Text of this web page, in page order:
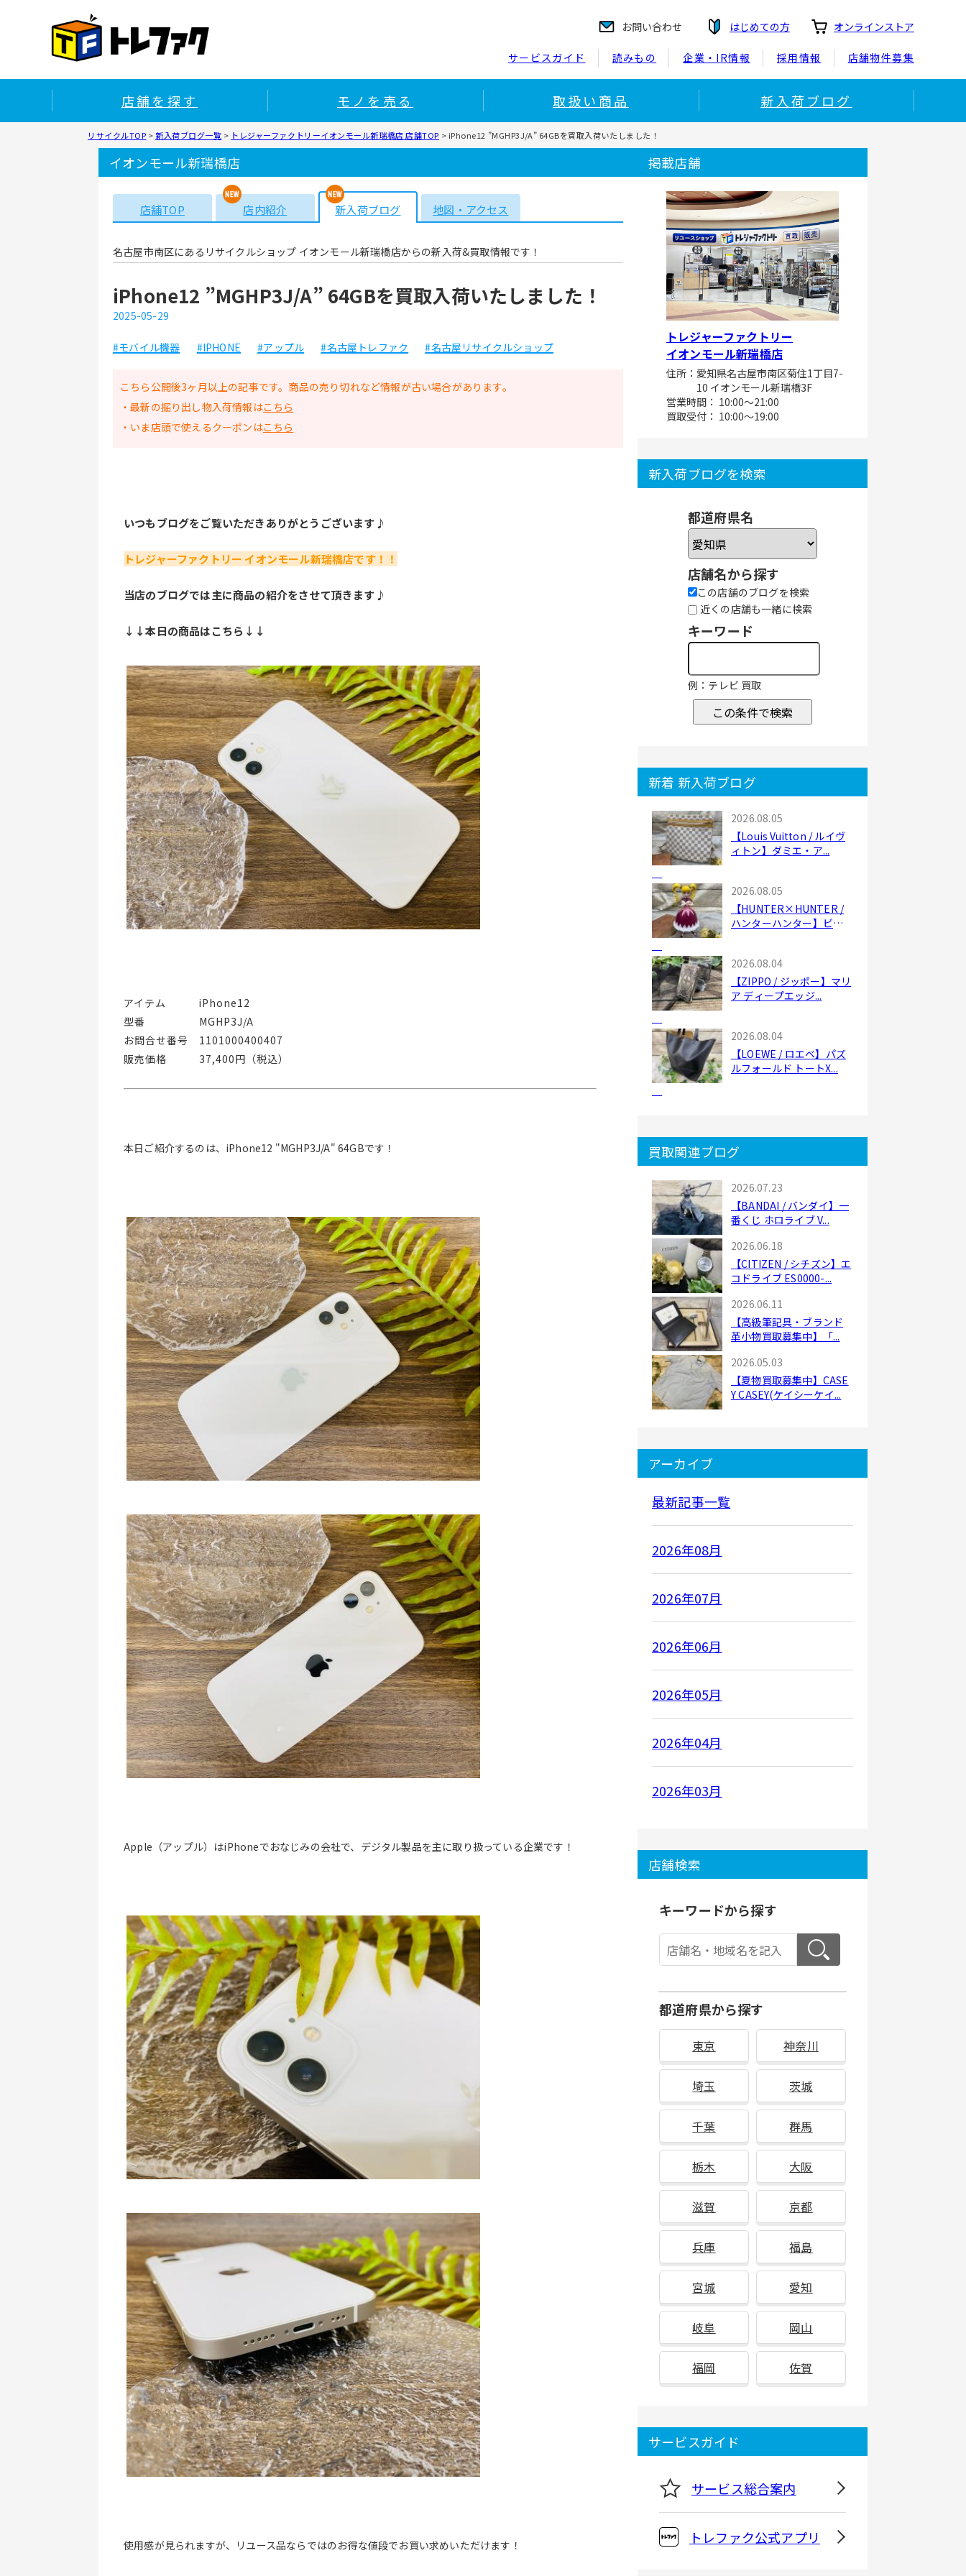
お問い合わせ はじめての方 オンラインストア
サービスガイド 読みもの 企業・IR情報 採用情報 店舗物件募集
店舗を探す モノを売る 取扱い商品 新入荷ブログ
リサイクルTOP >新入荷ブログ一覧 > トレジャーファクトリーイオンモール新瑞橋店 店舗TOP > iPhone12 ”MGHP3J/A” 64GBを買取入荷いたしました！
イオンモール新瑞橋店
店舗TOP 店内紹介 新入荷ブログ 地図・アクセス
名古屋市南区にあるリサイクルショップ イオンモール新瑞橋店からの新入荷&買取情報です！
iPhone12 ”MGHP3J/A” 64GBを買取入荷いたしました！
2025-05-29
#モバイル機器 #IPHONE #アップル #名古屋トレファク #名古屋リサイクルショップ
こちら公開後3ヶ月以上の記事です。商品の売り切れなど情報が古い場合があります。
・最新の掘り出し物入荷情報はこちら
・いま店頭で使えるクーポンはこちら
いつもブログをご覧いただきありがとうございます♪
トレジャーファクトリー イオンモール新瑞橋店です！！
当店のブログでは主に商品の紹介をさせて頂きます♪
↓↓本日の商品はこちら↓↓
アイテム   iPhone12
型番     MGHP3J/A
お問合せ番号 1101000400407
販売価格　　　37,400円（税込）
本日ご紹介するのは、iPhone12 "MGHP3J/A" 64GBです！
Apple（アップル）はiPhoneでおなじみの会社で、デジタル製品を主に取り扱っている企業です！
使用感が見られますが、リユース品ならではのお得な値段でお買い求めいただけます！
掲載店舗
トレジャーファクトリー
イオンモール新瑞橋店
住所：愛知県名古屋市南区菊住1丁目7-
10 イオンモール新瑞橋3F
営業時間： 10:00～21:00
買取受付： 10:00～19:00
新入荷ブログを検索
都道府県名
店舗名から探す
この店舗のブログを検索
近くの店舗も一緒に検索
キーワード
例：テレビ 買取
この条件で検索
新着 新入荷ブログ
2026.08.05
【Louis Vuitton / ルイヴ
ィトン】ダミエ・ア...
2026.08.05
【HUNTER×HUNTER /
ハンターハンター】ビス
2026.08.04
【ZIPPO / ジッポー】マリ
ア ディープエッジ...
2026.08.04
【LOEWE / ロエベ】パズ
ルフォールド トートX...
買取関連ブログ
2026.07.23
【BANDAI / バンダイ】一
番くじ ホロライブ V...
2026.06.18
【CITIZEN / シチズン】エ
コドライブ ES0000-...
2026.06.11
【高級筆記具・ブランド
革小物買取募集中】「...
2026.05.03
【夏物買取募集中】CASE
Y CASEY(ケイシーケイ...
アーカイブ
最新記事一覧
2026年08月
2026年07月
2026年06月
2026年05月
2026年04月
2026年03月
店舗検索
キーワードから探す
都道府県から探す
東京 神奈川
埼玉 茨城
千葉 群馬
栃木 大阪
滋賀 京都
兵庫 福島
宮城 愛知
岐阜 岡山
福岡 佐賀
サービスガイド
サービス総合案内
トレファク公式アプリ